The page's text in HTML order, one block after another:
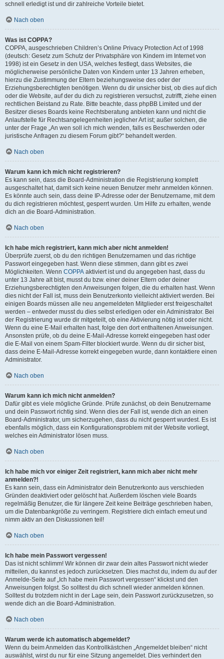
schnell erledigt ist und dir zahlreiche Vorteile bietet.
Nach oben
Was ist COPPA?
COPPA, ausgeschrieben Children’s Online Privacy Protection Act of 1998
(deutsch: Gesetz zum Schutz der Privatsphäre von Kindern im Internet von
1998) ist ein Gesetz in den USA, welches festlegt, dass Websites, die
möglicherweise persönliche Daten von Kindern unter 13 Jahren erheben,
hierzu die Zustimmung der Eltern beziehungsweise des oder der
Erziehungsberechtigten benötigen. Wenn du dir unsicher bist, ob dies auf dich
oder die Website, auf der du dich zu registrieren versuchst, zutrifft, ziehe einen
rechtlichen Beistand zu Rate. Bitte beachte, dass phpBB Limited und der
Besitzer dieses Boards keine Rechtsberatung anbieten kann und nicht die
Anlaufstelle für Rechtsangelegenheiten jeglicher Art ist; außer solchen, die
unter der Frage „An wen soll ich mich wenden, falls es Beschwerden oder
juristische Anfragen zu diesem Forum gibt?“ behandelt werden.
Nach oben
Warum kann ich mich nicht registrieren?
Es kann sein, dass die Board-Administration die Registrierung komplett
ausgeschaltet hat, damit sich keine neuen Benutzer mehr anmelden können.
Es könnte auch sein, dass deine IP-Adresse oder der Benutzername, mit dem
du dich registrieren möchtest, gesperrt wurden. Um Hilfe zu erhalten, wende
dich an die Board-Administration.
Nach oben
Ich habe mich registriert, kann mich aber nicht anmelden!
Überprüfe zuerst, ob du den richtigen Benutzernamen und das richtige
Passwort eingegeben hast. Wenn diese stimmen, dann gibt es zwei
Möglichkeiten. Wenn COPPA aktiviert ist und du angegeben hast, dass du
unter 13 Jahre alt bist, musst du bzw. einer deiner Eltern oder deiner
Erziehungsberechtigten den Anweisungen folgen, die du erhalten hast. Wenn
dies nicht der Fall ist, muss dein Benutzerkonto vielleicht aktiviert werden. Bei
einigen Boards müssen alle neu angemeldeten Mitglieder erst freigeschaltet
werden – entweder musst du dies selbst erledigen oder ein Administrator. Bei
der Registrierung wurde dir mitgeteilt, ob eine Aktivierung nötig ist oder nicht.
Wenn du eine E-Mail erhalten hast, folge den dort enthaltenen Anweisungen.
Ansonsten prüfe, ob du deine E-Mail-Adresse korrekt eingegeben hast oder
die E-Mail von einem Spam-Filter blockiert wurde. Wenn du dir sicher bist,
dass deine E-Mail-Adresse korrekt eingegeben wurde, dann kontaktiere einen
Administrator.
Nach oben
Warum kann ich mich nicht anmelden?
Dafür gibt es viele mögliche Gründe. Prüfe zunächst, ob dein Benutzername
und dein Passwort richtig sind. Wenn dies der Fall ist, wende dich an einen
Board-Administrator, um sicherzugehen, dass du nicht gesperrt wurdest. Es ist
ebenfalls möglich, dass ein Konfigurationsproblem mit der Website vorliegt,
welches ein Administrator lösen muss.
Nach oben
Ich habe mich vor einiger Zeit registriert, kann mich aber nicht mehr
anmelden?!
Es kann sein, dass ein Administrator dein Benutzerkonto aus verschieden
Gründen deaktiviert oder gelöscht hat. Außerdem löschen viele Boards
regelmäßig Benutzer, die für längere Zeit keine Beiträge geschrieben haben,
um die Datenbankgröße zu verringern. Registriere dich einfach erneut und
nimm aktiv an den Diskussionen teil!
Nach oben
Ich habe mein Passwort vergessen!
Das ist nicht schlimm! Wir können dir zwar dein altes Passwort nicht wieder
mitteilen, du kannst es jedoch zurücksetzen. Dies machst du, indem du auf der
Anmelde-Seite auf „Ich habe mein Passwort vergessen“ klickst und den
Anweisungen folgst. So solltest du dich schnell wieder anmelden können.
Solltest du trotzdem nicht in der Lage sein, dein Passwort zurückzusetzen, so
wende dich an die Board-Administration.
Nach oben
Warum werde ich automatisch abgemeldet?
Wenn du beim Anmelden das Kontrollkästchen „Angemeldet bleiben“ nicht
auswählst, wirst du nur für eine Sitzung angemeldet. Dies verhindert den